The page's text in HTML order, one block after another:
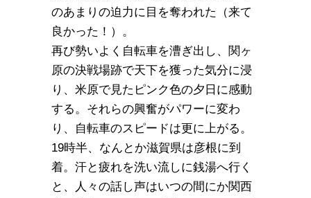
のあまりの迫力に目を奪われた（来て
良かった！）。
再び勢いよく自転車を漕ぎ出し、関ヶ
原の決戦場跡で天下を獲った気分に浸
り、米原で見たピンク色の夕日に感動
する。それらの興奮がパワーに変わ
り、自転車のスピードは更に上がる。
19時半、なんとか滋賀県は彦根に到
着。汗と疲れを洗い流しに銭湯へ行く
と、人々の話し声はいつの間にか関西